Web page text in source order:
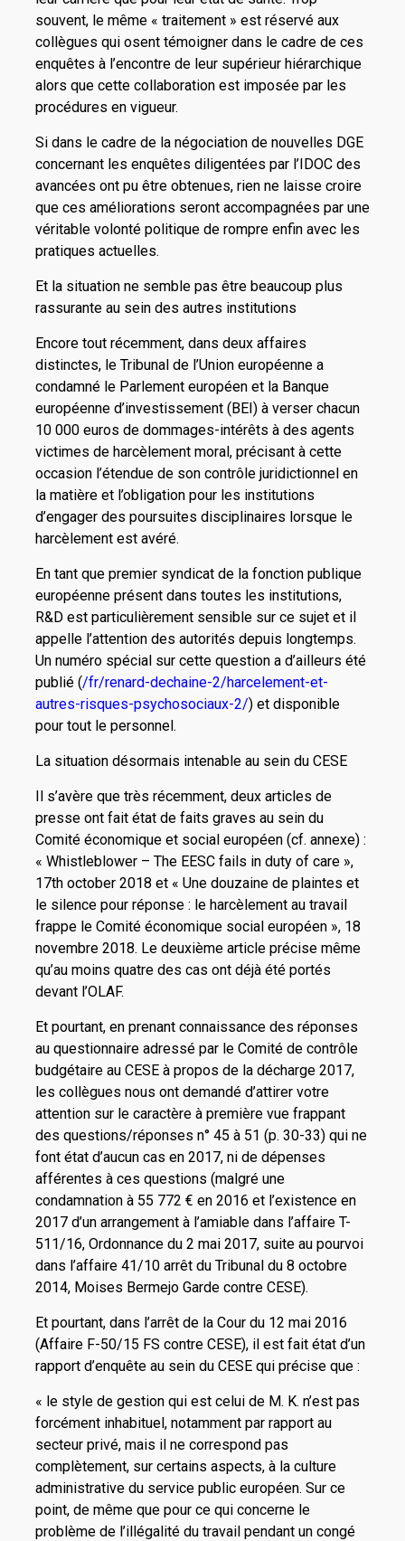
souvent, le même « traitement » est réservé aux
collègues qui osent témoigner dans le cadre de ces
enquêtes à l’encontre de leur supérieur hiérarchique
alors que cette collaboration est imposée par les
procédures en vigueur.
Si dans le cadre de la négociation de nouvelles DGE
concernant les enquêtes diligentées par l’IDOC des
avancées ont pu être obtenues, rien ne laisse croire
que ces améliorations seront accompagnées par une
véritable volonté politique de rompre enfin avec les
pratiques actuelles.
Et la situation ne semble pas être beaucoup plus
rassurante au sein des autres institutions
Encore tout récemment, dans deux affaires
distinctes, le Tribunal de l’Union européenne a
condamné le Parlement européen et la Banque
européenne d’investissement (BEI) à verser chacun
10 000 euros de dommages-intérêts à des agents
victimes de harcèlement moral, précisant à cette
occasion l’étendue de son contrôle juridictionnel en
la matière et l’obligation pour les institutions
d’engager des poursuites disciplinaires lorsque le
harcèlement est avéré.
En tant que premier syndicat de la fonction publique
européenne présent dans toutes les institutions,
R&D est particulièrement sensible sur ce sujet et il
appelle l’attention des autorités depuis longtemps.
Un numéro spécial sur cette question a d’ailleurs été
publié (/fr/renard-dechaine-2/harcelement-et-
autres-risques-psychosociaux-2/) et disponible
pour tout le personnel.
La situation désormais intenable au sein du CESE
Il s’avère que très récemment, deux articles de
presse ont fait état de faits graves au sein du
Comité économique et social européen (cf. annexe) :
« Whistleblower – The EESC fails in duty of care »,
17th october 2018 et « Une douzaine de plaintes et
le silence pour réponse : le harcèlement au travail
frappe le Comité économique social européen », 18
novembre 2018. Le deuxième article précise même
qu’au moins quatre des cas ont déjà été portés
devant l’OLAF.
Et pourtant, en prenant connaissance des réponses
au questionnaire adressé par le Comité de contrôle
budgétaire au CESE à propos de la décharge 2017,
les collègues nous ont demandé d’attirer votre
attention sur le caractère à première vue frappant
des questions/réponses n° 45 à 51 (p. 30-33) qui ne
font état d’aucun cas en 2017, ni de dépenses
afférentes à ces questions (malgré une
condamnation à 55 772 € en 2016 et l’existence en
2017 d’un arrangement à l’amiable dans l’affaire T-
511/16, Ordonnance du 2 mai 2017, suite au pourvoi
dans l’affaire 41/10 arrêt du Tribunal du 8 octobre
2014, Moises Bermejo Garde contre CESE).
Et pourtant, dans l’arrêt de la Cour du 12 mai 2016
(Affaire F-50/15 FS contre CESE), il est fait état d’un
rapport d’enquête au sein du CESE qui précise que :
« le style de gestion qui est celui de M. K. n’est pas
forcément inhabituel, notamment par rapport au
secteur privé, mais il ne correspond pas
complètement, sur certains aspects, à la culture
administrative du service public européen. Sur ce
point, de même que pour ce qui concerne le
problème de l’illégalité du travail pendant un congé